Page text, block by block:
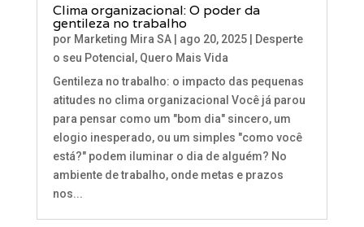
Clima organizacional: O poder da
gentileza no trabalho
por Marketing Mira SA| ago 20, 2025|
Desperte
o seu Potencial , Quero Mais Vida
Gentileza no trabalho: o impacto das pequenas
atitudes no clima organizacional Você já parou
para pensar como um "bom dia" sincero, um
elogio inesperado, ou um simples "como você
está?" podem iluminar o dia de alguém? No
ambiente de trabalho, onde metas e prazos
nos...